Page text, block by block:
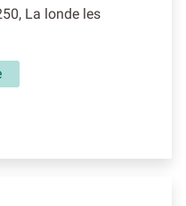
La londe les